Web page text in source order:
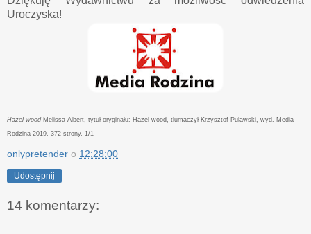
Uroczyska!
Hazel wood Melissa Albert, tytuł oryginału: Hazel wood, tłumaczył Krzysztof Puławski, wyd. Media
Rodzina 2019, 372 strony, 1/1
onlypretender o 12:28:00
Udostępnij
14 komentarzy: